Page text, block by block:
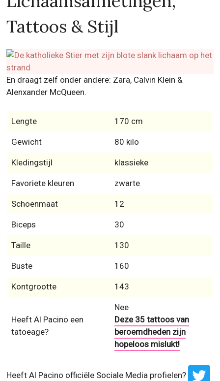
Tattoos & Stijl
En draagt zelf onder andere: Zara, Calvin Klein &
Alenxander McQueen.
Lengte 170 cm
Gewicht 80 kilo
Kledingstijl klassieke
Favoriete kleuren zwarte
Schoenmaat 12
Biceps 30
Taille 130
Buste 160
Kontgrootte 143
Heeft Al Pacino een
tatoeage?
Nee
Deze 35 tattoos van
beroemdheden zijn
hopeloos mislukt!
Heeft Al Pacino officiële Sociale Media profielen?